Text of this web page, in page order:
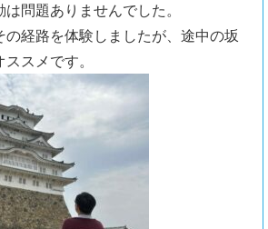
問題ありませんでした。
経路を体験しましたが、途中の坂
スメです。